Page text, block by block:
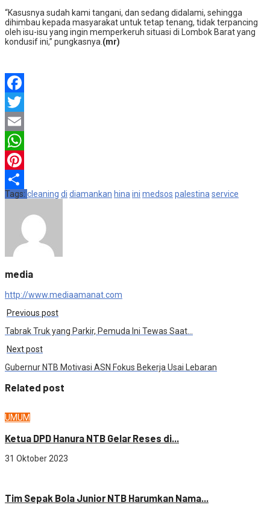
“Kasusnya sudah kami tangani, dan sedang didalami, sehingga
dihimbau kepada masyarakat untuk tetap tenang, tidak terpancing
oleh isu-isu yang ingin memperkeruh situasi di Lombok Barat yang
kondusif ini,” pungkasnya. (mr)
Facebook
Twitter
Email
WhatsApp
Pinterest
Share
Tags: cleaning di diamankan hina ini medsos palestina service
media
http://www.mediaamanat.com
Previous post
Tabrak Truk yang Parkir, Pemuda Ini Tewas Saat…
Next post
Gubernur NTB Motivasi ASN Fokus Bekerja Usai Lebaran
Related post
UMUM
Ketua DPD Hanura NTB Gelar Reses di...
31 Oktober 2023
Tim Sepak Bola Junior NTB Harumkan Nama...